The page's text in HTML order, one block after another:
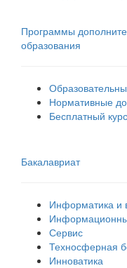
Программы
образования
Нормативные
Бесплатный
Бакалавриат
Информатика и
Сервис
Техносферная
Инноватика